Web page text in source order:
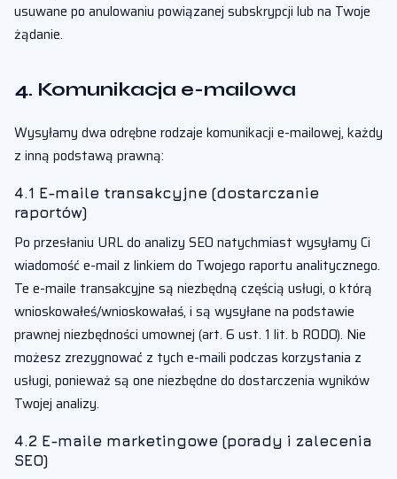
usuwane po anulowaniu powiązanej subskrypcji lub na Twoje
żądanie.
4. Komunikacja e-mailowa
Wysyłamy dwa odrębne rodzaje komunikacji e-mailowej, każdy
z inną podstawą prawną:
4.1 E-maile transakcyjne (dostarczanie
raportów)
Po przesłaniu URL do analizy SEO natychmiast wysyłamy Ci
wiadomość e-mail z linkiem do Twojego raportu analitycznego.
Te e-maile transakcyjne są niezbędną częścią usługi, o którą
wnioskowałeś/wnioskowałaś, i są wysyłane na podstawie
prawnej niezbędności umownej (art. 6 ust. 1 lit. b RODO). Nie
możesz zrezygnować z tych e-maili podczas korzystania z
usługi, ponieważ są one niezbędne do dostarczenia wyników
Twojej analizy.
4.2 E-maile marketingowe (porady i zalecenia
SEO)